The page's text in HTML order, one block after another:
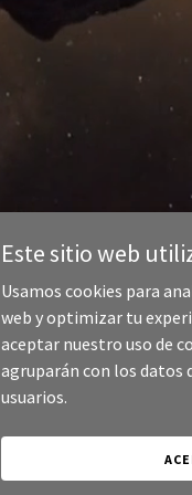
Este sitio web
Usamos cookies para
web y optimizar tu
aceptar nuestro uso de
agruparán con los datos
usuarios.